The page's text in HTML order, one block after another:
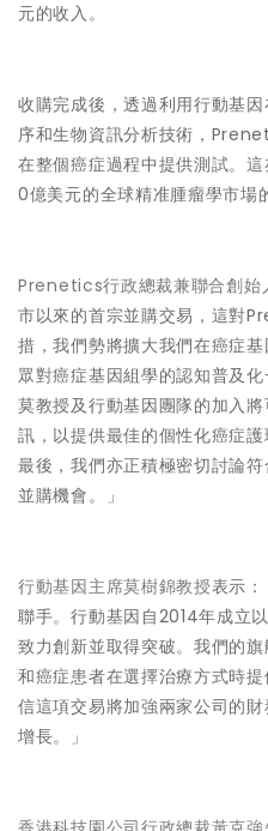
元的收入。
收購完成後，透過利用行動基
序和生物資訊分析技術，
在整個癌症過程中提供測試。
0億美元的全球精准腫瘤學市場
Prenetics行政總裁兼聯合創始
市以來的首宗並購交易，這對
措，我們勢將擴大我們在癌症
眾對癌症基因組學的認知普及
莫教授及行動基因團隊的加入
訊，以提供最佳的個性化癌症
最後，我們亦正積極密切討論
並購機會。」
行動基因主席莫樹錦教授表示
聯手。行動基因自2014年成立
致力創新並取得突破。我們的
和癌症患者在選擇治療方式時
信這項交易將加強兩家公司的
增長。」